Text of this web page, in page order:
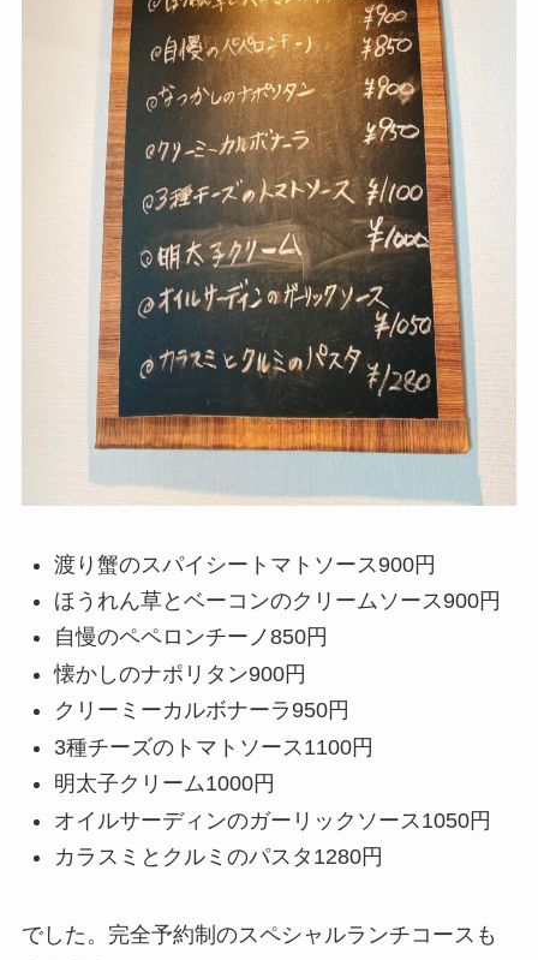
渡り蟹のスパイシートマトソース900円
ほうれん草とベーコンのクリームソース900円
自慢のペペロンチーノ850円
懐かしのナポリタン900円
クリーミーカルボナーラ950円
3種チーズのトマトソース1100円
明太子クリーム1000円
オイルサーディンのガーリックソース1050円
カラスミとクルミのパスタ1280円
でした。完全予約制のスペシャルランチコースも